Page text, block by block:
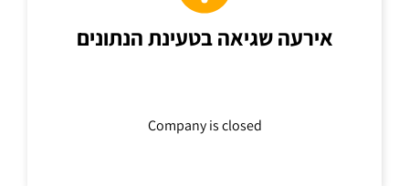
אירעה שגיאה בטעינת הנתונים
Company is closed